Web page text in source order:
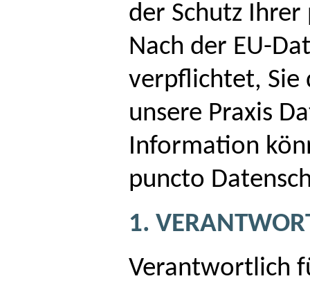
der Schutz
Nach der EU-
verpflichtet, Sie
unsere Praxis
Information
puncto
1.
Verantwortlich